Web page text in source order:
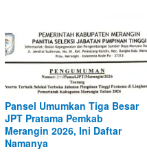
Pansel Umumkan Tiga Besar
JPT Pratama Pemkab
Merangin 2026, Ini Daftar
Namanya